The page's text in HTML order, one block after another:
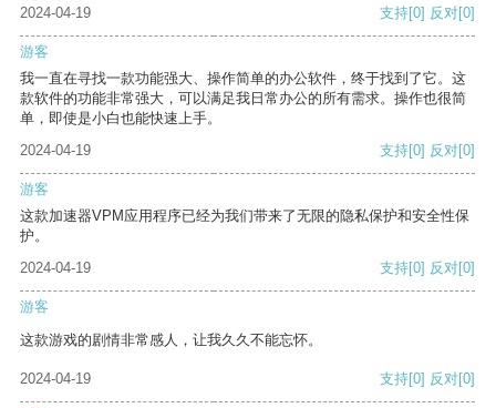
2024-04-19
支持[0] 反对[0]
游客
我一直在寻找一款功能强大、操作简单的办公软件，终于找到了它。这
款软件的功能非常强大，可以满足我日常办公的所有需求。操作也很简
单，即使是小白也能快速上手。
2024-04-19
支持[0] 反对[0]
游客
这款加速器VPM应用程序已经为我们带来了无限的隐私保护和安全性保
护。
2024-04-19
支持[0] 反对[0]
游客
这款游戏的剧情非常感人，让我久久不能忘怀。
2024-04-19 支持[0] 反对[0]